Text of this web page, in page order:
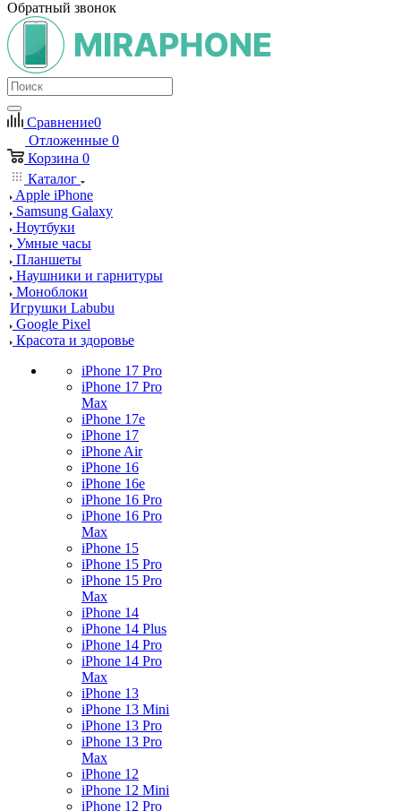
Обратный звонок
Сравнение0
Отложенные 0
Корзина 0
Каталог
Apple iPhone
Samsung Galaxy
Ноутбуки
Умные часы
Планшеты
Наушники и гарнитуры
Моноблоки
Игрушки Labubu
Google Pixel
Красота и здоровье
iPhone 17 Pro
iPhone 17 Pro
Max
iPhone 17e
iPhone 17
iPhone Air
iPhone 16
iPhone 16e
iPhone 16 Pro
iPhone 16 Pro
Max
iPhone 15
iPhone 15 Pro
iPhone 15 Pro
Max
iPhone 14
iPhone 14 Plus
iPhone 14 Pro
iPhone 14 Pro
Max
iPhone 13
iPhone 13 Mini
iPhone 13 Pro
iPhone 13 Pro
Max
iPhone 12
iPhone 12 Mini
iPhone 12 Pro